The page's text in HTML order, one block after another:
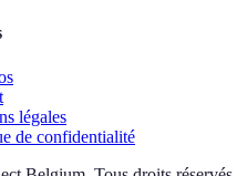
légales
de confidentialité